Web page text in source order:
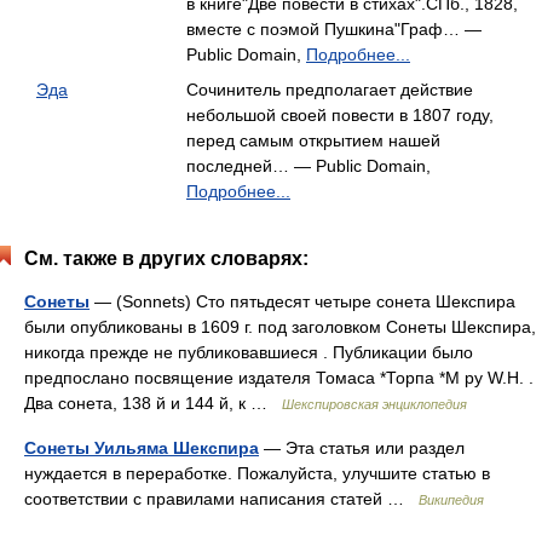
вместе с поэмой Пушкина"Граф… —
Public Domain, Подробнее...
Эда
Сочинитель предполагает действие
небольшой своей повести в 1807 году,
перед самым открытием нашей
последней… — Public Domain,
Подробнее...
См. также в других словарях:
Сонеты — (Sonnets) Сто пятьдесят четыре сонета Шекспира
были опубликованы в 1609 г. под заголовком Сонеты Шекспира,
никогда прежде не публиковавшиеся . Публикации было
предпослано посвящение издателя Томаса *Торпа *М ру W.H. .
Два сонета, 138 й и 144 й, к …
Шекспировская энциклопедия
Сонеты Уильяма Шекспира — Эта статья или раздел
нуждается в переработке. Пожалуйста, улучшите статью в
соответствии с правилами написания статей …
Википедия